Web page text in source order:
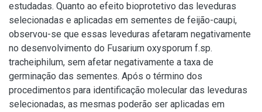
estudadas. Quanto ao efeito bioprotetivo das leveduras
selecionadas e aplicadas em sementes de feijão-caupi,
observou-se que essas leveduras afetaram negativamente
no desenvolvimento do Fusarium oxysporum f.sp.
tracheiphilum, sem afetar negativamente a taxa de
germinação das sementes. Após o término dos
procedimentos para identificação molecular das leveduras
selecionadas, as mesmas poderão ser aplicadas em